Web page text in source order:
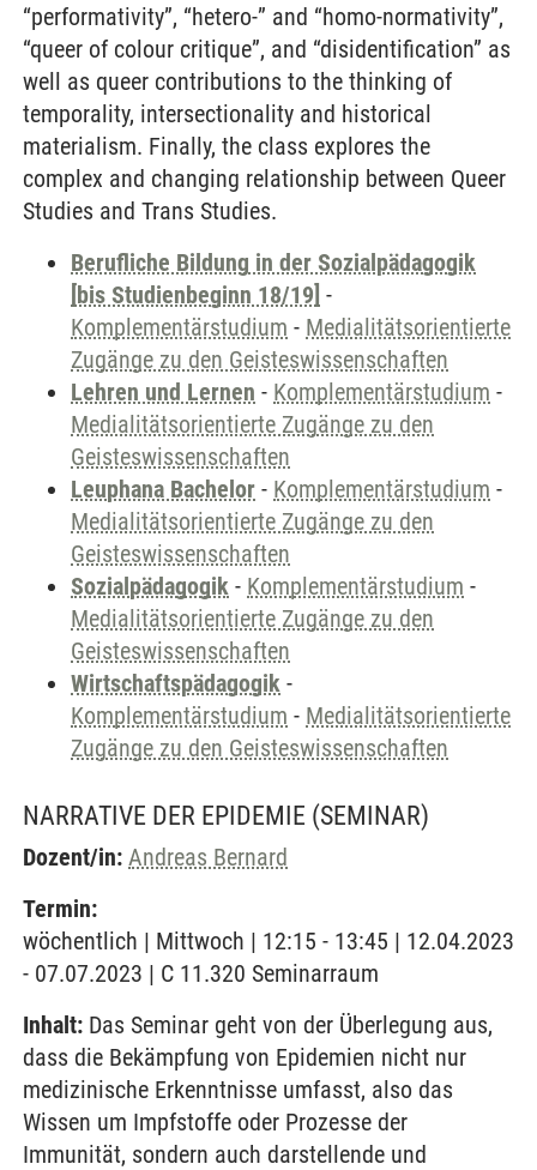
“performativity”, “hetero-” and “homo-normativity”,
“queer of colour critique”, and “disidentification” as
well as queer contributions to the thinking of
temporality, intersectionality and historical
materialism. Finally, the class explores the
complex and changing relationship between Queer
Studies and Trans Studies.
Berufliche Bildung in der Sozialpädagogik
[bis Studienbeginn 18/19] -
Komplementärstudium - Medialitätsorientierte
Zugänge zu den Geisteswissenschaften
Lehren und Lernen - Komplementärstudium -
Medialitätsorientierte Zugänge zu den
Geisteswissenschaften
Leuphana Bachelor - Komplementärstudium -
Medialitätsorientierte Zugänge zu den
Geisteswissenschaften
Sozialpädagogik - Komplementärstudium -
Medialitätsorientierte Zugänge zu den
Geisteswissenschaften
Wirtschaftspädagogik -
Komplementärstudium - Medialitätsorientierte
Zugänge zu den Geisteswissenschaften
NARRATIVE DER EPIDEMIE (SEMINAR)
Dozent/in: Andreas Bernard
Termin:
wöchentlich | Mittwoch | 12:15 - 13:45 | 12.04.2023
- 07.07.2023 | C 11.320 Seminarraum
Inhalt: Das Seminar geht von der Überlegung aus,
dass die Bekämpfung von Epidemien nicht nur
medizinische Erkenntnisse umfasst, also das
Wissen um Impfstoffe oder Prozesse der
Immunität, sondern auch darstellende und